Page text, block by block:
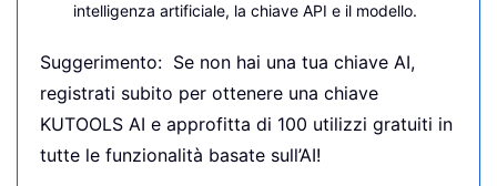
intelligenza artificiale, la chiave API e il modello.
Suggerimento: Se non hai una tua chiave AI,
registrati subito per ottenere una chiave
KUTOOLS AI e approfitta di 100 utilizzi gratuiti in
tutte le funzionalità basate sull’AI!